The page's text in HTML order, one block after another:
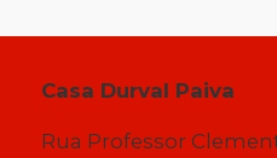
Casa Durval Paiva
Rua Professor